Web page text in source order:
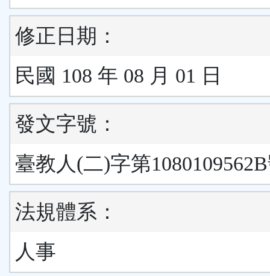
修正日期：
民國 108 年 08 月 01 日
發文字號：
臺教人(二)字第
法規體系：
人事